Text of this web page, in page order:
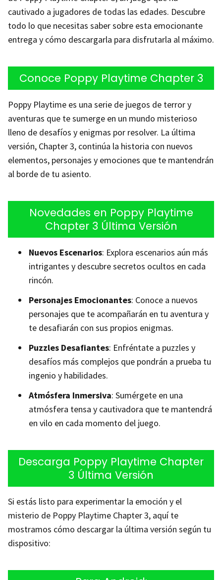
cautivado a jugadores de todas las edades. Descubre
todo lo que necesitas saber sobre esta emocionante
entrega y cómo descargarla para disfrutarla al máximo.
Conoce Poppy Playtime Chapter 3
Poppy Playtime es una serie de juegos de terror y
aventuras que te sumerge en un mundo misterioso
lleno de desafíos y enigmas por resolver. La última
versión, Chapter 3, continúa la historia con nuevos
elementos, personajes y emociones que te mantendrán
al borde de tu asiento.
Novedades en Poppy Playtime
Chapter 3 Última Versión
Nuevos Escenarios: Explora escenarios aún más
intrigantes y descubre secretos ocultos en cada
rincón.
Personajes Emocionantes: Conoce a nuevos
personajes que te acompañarán en tu aventura y
te desafiarán con sus propios enigmas.
Puzzles Desafiantes: Enfréntate a puzzles y
desafíos más complejos que pondrán a prueba tu
ingenio y habilidades.
Atmósfera Inmersiva: Sumérgete en una
atmósfera tensa y cautivadora que te mantendrá
en vilo en cada momento del juego.
Descarga Poppy Playtime Chapter
3 Última Versión
Si estás listo para experimentar la emoción y el
misterio de Poppy Playtime Chapter 3, aquí te
mostramos cómo descargar la última versión según tu
dispositivo: